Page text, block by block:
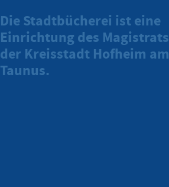
Die Stadtbücherei ist eine
Einrichtung des Magistrats
der Kreisstadt Hofheim am
Taunus.